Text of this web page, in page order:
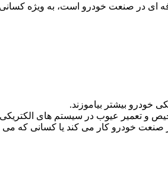
ای در صنعت خودرو است، به ویژه
و تعمیر عیوب در سیستم های الکتریکی
خودرو کار می کند یا کسانی که